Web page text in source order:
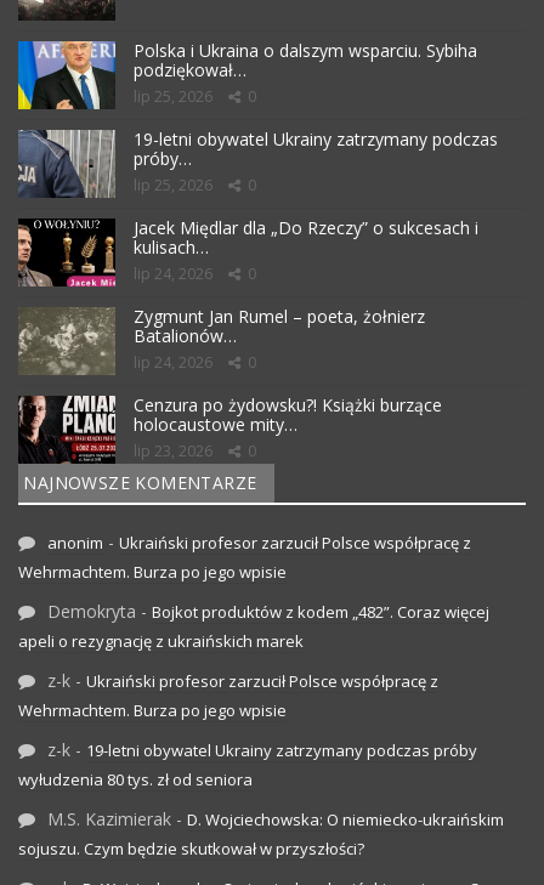
Polska i Ukraina o dalszym wsparciu. Sybiha
podziękował…
lip 25, 2026 0
19-letni obywatel Ukrainy zatrzymany podczas
próby…
lip 25, 2026 0
Jacek Międlar dla „Do Rzeczy” o sukcesach i
kulisach…
lip 24, 2026 0
Zygmunt Jan Rumel – poeta, żołnierz
Batalionów…
lip 24, 2026 0
Cenzura po żydowsku?! Książki burzące
holocaustowe mity…
lip 23, 2026 0
NAJNOWSZE KOMENTARZE
anonim - Ukraiński profesor zarzucił Polsce współpracę z
Wehrmachtem. Burza po jego wpisie
Demokryta - Bojkot produktów z kodem „482”. Coraz więcej
apeli o rezygnację z ukraińskich marek
z-k - Ukraiński profesor zarzucił Polsce współpracę z
Wehrmachtem. Burza po jego wpisie
z-k - 19-letni obywatel Ukrainy zatrzymany podczas próby
wyłudzenia 80 tys. zł od seniora
M.S. Kazimierak - D. Wojciechowska: O niemiecko-ukraińskim
sojuszu. Czym będzie skutkował w przyszłości?